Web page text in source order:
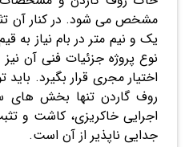
مشخص می شود. در کنار آن
یک و نیم متر در بام نیاز به
نوع پروژه جزئیات فنی آن
اختیار مجری قرار بگیرد.
روف گاردن تنها بخش های
اجرایی خاکریزی، کاشت و
جدایی ناپذیر از آن است.